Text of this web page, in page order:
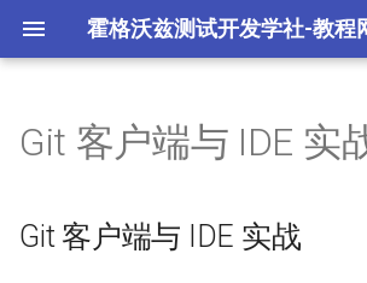
霍格沃兹测试开发学社-教程
Git 环境配置
Git 工作流程
Git 客户端与 IDE 实战
简介
Git log 分析与检索
分支管理策略
Git不同网站配置不同ssh秘钥
Git 客户端与 IDE 实
Git 客户端与 IDE 实战